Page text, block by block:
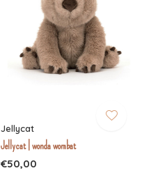
Jellycat
Jellycat | wonda wombat
€50,00